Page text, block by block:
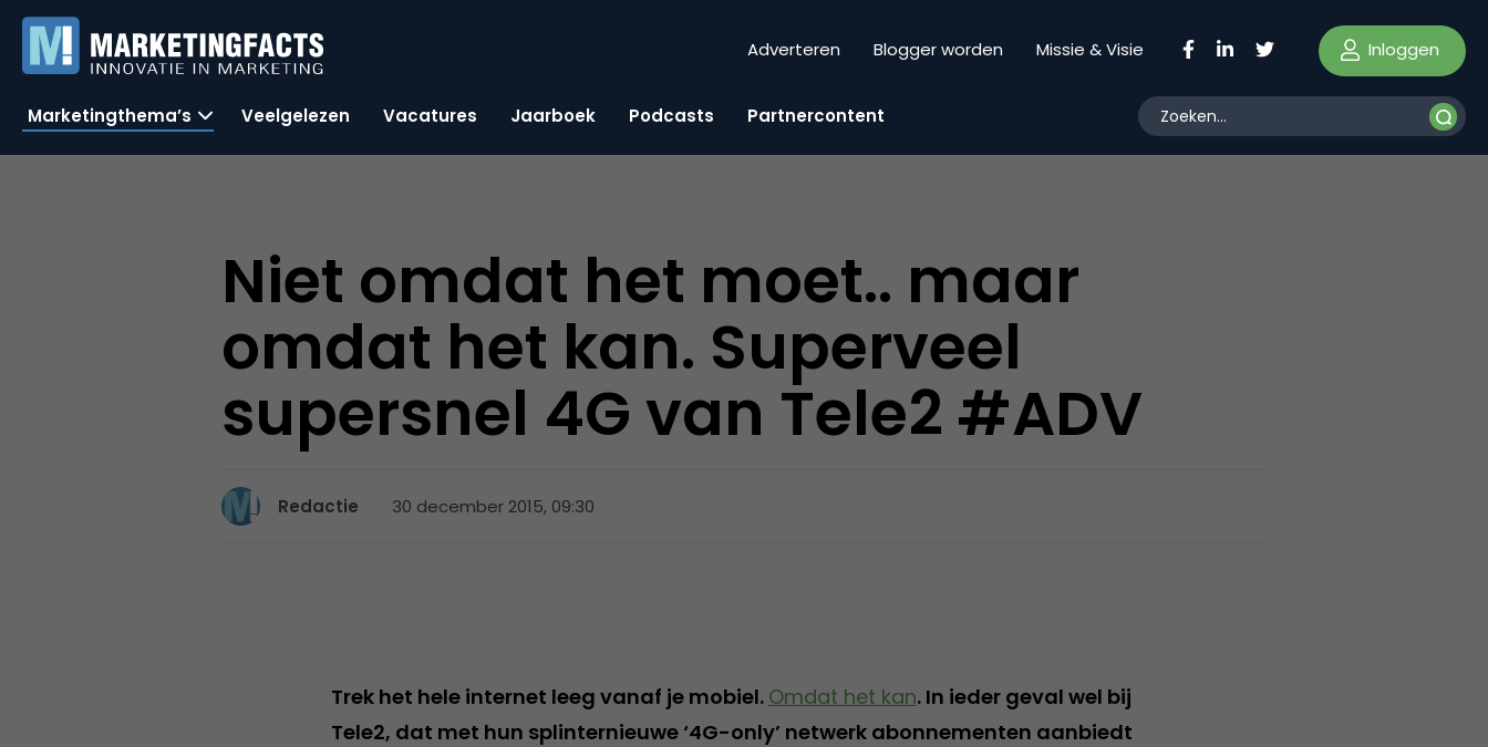
Adverteren Blogger worden Missie & Visie Inloggen
Marketingthema’s Veelgelezen Vacatures Jaarboek Podcasts Partnercontent
Niet omdat het moet.. maar
omdat het kan. Superveel
supersnel 4G van Tele2 #ADV
Redactie 30 december 2015, 09:30
Trek het hele internet leeg vanaf je mobiel. Omdat het kan. In ieder geval wel bij
Tele2, dat met hun splinternieuwe ‘4G-only’ netwerk abonnementen aanbiedt